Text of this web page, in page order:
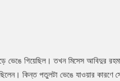
ভেঙে গিয়েছিল। তখন মিসেস আবিদুর
কিন্ত পতুলটা ভেঙে যাওয়ার কারণে